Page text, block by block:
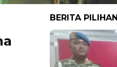
BERITA PILIHAN